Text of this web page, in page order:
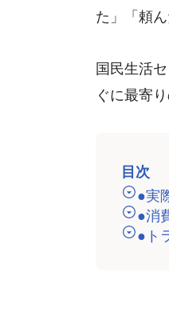
た」「頼
国民生活
ぐに最寄
目次
●実
●消
●ト